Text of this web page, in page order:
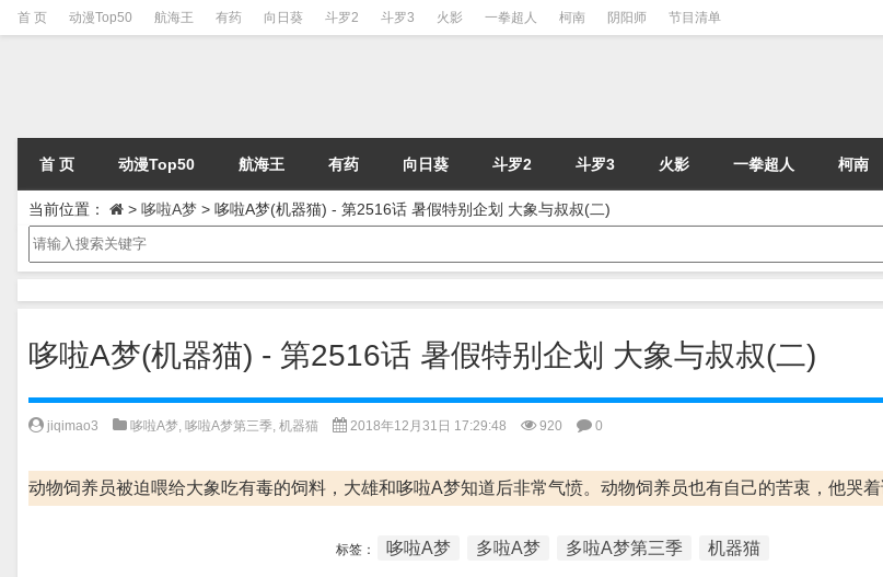
首 页 动漫Top50 航海王 有药 向日葵 斗罗2 斗罗3 火影 一拳超人 柯南 阴阳师 节目清单
首 页 动漫Top50 航海王 有药 向日葵 斗罗2 斗罗3 火影 一拳超人 柯南
当前位置： > 哆啦A梦 > 哆啦A梦(机器猫) - 第2516话 暑假特别企划 大象与叔叔(二)
哆啦A梦(机器猫) - 第2516话 暑假特别企划 大象与叔叔(二)
jiqimao3 哆啦A梦, 哆啦A梦第三季, 机器猫 2018年12月31日 17:29:48 920 0
动物饲养员被迫喂给大象吃有毒的饲料，大雄和哆啦A梦知道后非常气愤。动物饲养员也有自己的苦衷，他哭着
标签： 哆啦A梦 多啦A梦 多啦A梦第三季 机器猫